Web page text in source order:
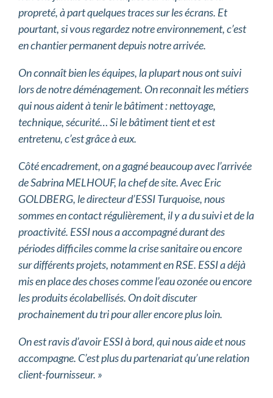
propreté, à part quelques traces sur les écrans. Et
pourtant, si vous regardez notre environnement, c’est
en chantier permanent depuis notre arrivée.
On connaît bien les équipes, la plupart nous ont suivi
lors de notre déménagement. On reconnait les métiers
qui nous aident à tenir le bâtiment : nettoyage,
technique, sécurité… Si le bâtiment tient et est
entretenu, c’est grâce à eux.
Côté encadrement, on a gagné beaucoup avec l’arrivée
de Sabrina MELHOUF, la chef de site. Avec Eric
GOLDBERG, le directeur d’ESSI Turquoise, nous
sommes en contact régulièrement, il y a du suivi et de la
proactivité. ESSI nous a accompagné durant des
périodes difficiles comme la crise sanitaire ou encore
sur différents projets, notamment en RSE. ESSI a déjà
mis en place des choses comme l’eau ozonée ou encore
les produits écolabellisés. On doit discuter
prochainement du tri pour aller encore plus loin.
On est ravis d’avoir ESSI à bord, qui nous aide et nous
accompagne. C’est plus du partenariat qu’une relation
client-fournisseur. »